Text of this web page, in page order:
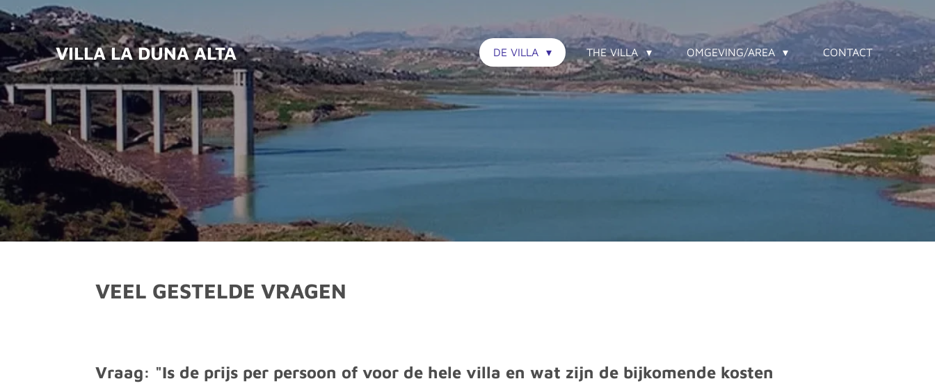
Ga
direct
naar
de
hoofdinhoud
VILLA LA DUNA ALTA DE VILLA THE VILLA OMGEVING/AREA CONTACT
VEEL GESTELDE VRAGEN
Vraag: "Is de prijs per persoon of voor de hele villa en wat zijn de bijkomende kosten